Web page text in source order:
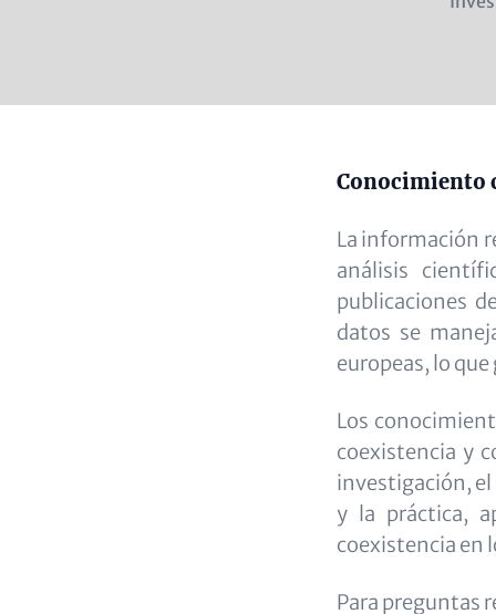
Content
Conocimiento
La información
análisis
publicaciones
datos se
europeas, lo
Los
coexistencia y
investigación, el
y la práctica,
coexistencia en
Para preguntas